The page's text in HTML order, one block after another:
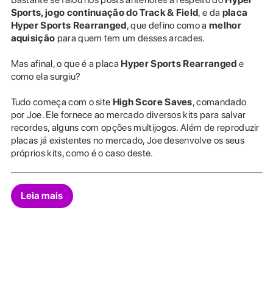
Sports, jogo continuação do Track & Field, e da placa
Hyper Sports Rearranged, que defino como amelhor
aquisição para quem tem um desses arcades.
Mas afinal, o que é a placa Hyper Sports Rearranged e
como ela surgiu?
Tudo começa com o site High Score Saves, comandado
por Joe. Ele fornece ao mercado diversos kits para salvar
recordes, alguns com opções multijogos. Além de reproduzir
placas já existentes no mercado, Joe desenvolve os seus
próprios kits, como é o caso deste.
Leia mais